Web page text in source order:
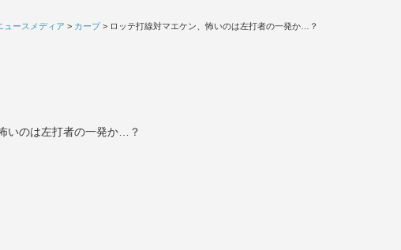
ュースメディア > カープ> ロッテ打線対マエケン、怖いのは左打者の一発か…？
いのは左打者の一発か…？